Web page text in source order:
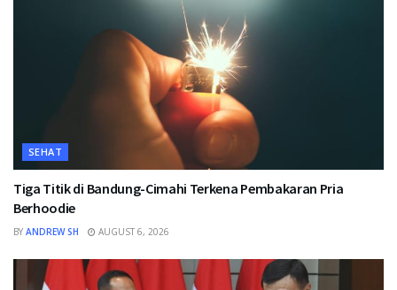
SEHAT
Tiga Titik di Bandung-Cimahi Terkena Pembakaran Pria
Berhoodie
BY ANDREW SH AUGUST 6, 2026